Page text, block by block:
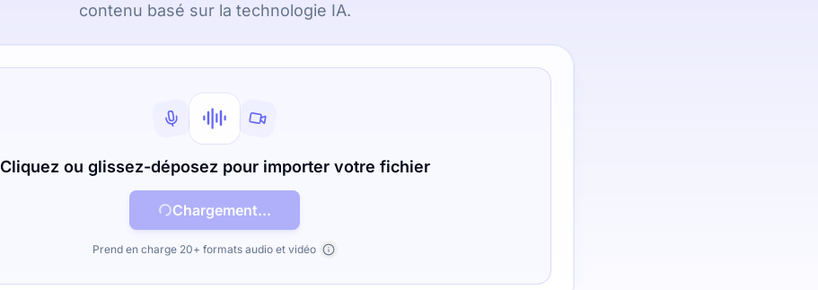
contenu basé sur la technologie IA.
Cliquez ou glissez-déposez pour importer votre fichier
Chargement...
Prend en charge 20+ formats audio et vidéo